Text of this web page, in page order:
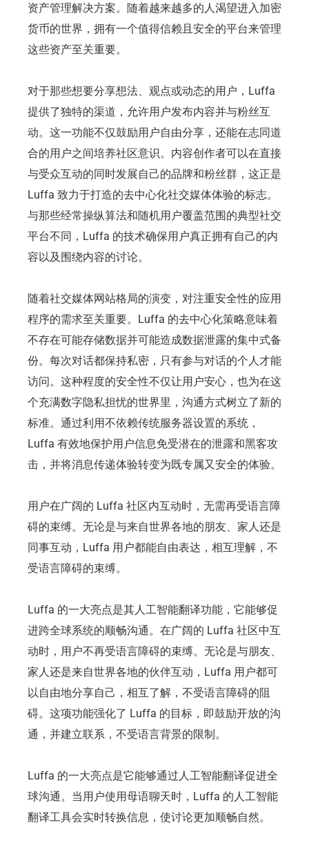
资产管理解决方案。随着越来越多的人渴望进入加密
货币的世界，拥有一个值得信赖且安全的平台来管理
这些资产至关重要。
对于那些想要分享想法、观点或动态的用户，Luffa
提供了独特的渠道，允许用户发布内容并与粉丝互
动。这一功能不仅鼓励用户自由分享，还能在志同道
合的用户之间培养社区意识。内容创作者可以在直接
与受众互动的同时发展自己的品牌和粉丝群，这正是
Luffa 致力于打造的去中心化社交媒体体验的标志。
与那些经常操纵算法和随机用户覆盖范围的典型社交
平台不同，Luffa 的技术确保用户真正拥有自己的内
容以及围绕内容的讨论。
随着社交媒体网站格局的演变，对注重安全性的应用
程序的需求至关重要。Luffa 的去中心化策略意味着
不存在可能存储数据并可能造成数据泄露的集中式备
份。每次对话都保持私密，只有参与对话的个人才能
访问。这种程度的安全性不仅让用户安心，也为在这
个充满数字隐私担忧的世界里，沟通方式树立了新的
标准。通过利用不依赖传统服务器设置的系统，
Luffa 有效地保护用户信息免受潜在的泄露和黑客攻
击，并将消息传递体验转变为既专属又安全的体验。
用户在广阔的 Luffa 社区内互动时，无需再受语言障
碍的束缚。无论是与来自世界各地的朋友、家人还是
同事互动，Luffa 用户都能自由表达，相互理解，不
受语言障碍的束缚。
Luffa 的一大亮点是其人工智能翻译功能，它能够促
进跨全球系统的顺畅沟通。在广阔的 Luffa 社区中互
动时，用户不再受语言障碍的束缚。无论是与朋友、
家人还是来自世界各地的伙伴互动，Luffa 用户都可
以自由地分享自己，相互了解，不受语言障碍的阻
碍。这项功能强化了 Luffa 的目标，即鼓励开放的沟
通，并建立联系，不受语言背景的限制。
Luffa 的一大亮点是它能够通过人工智能翻译促进全
球沟通。当用户使用母语聊天时，Luffa 的人工智能
翻译工具会实时转换信息，使讨论更加顺畅自然。